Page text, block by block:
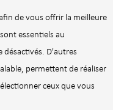
de vous offrir la meilleure
essentiels au
D'autres
permettent de réaliser
ceux que vous